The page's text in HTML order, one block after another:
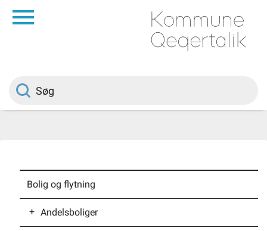
Borger
Om kommunen
Vedtægter
Bolig og flytning
Andelsboliger